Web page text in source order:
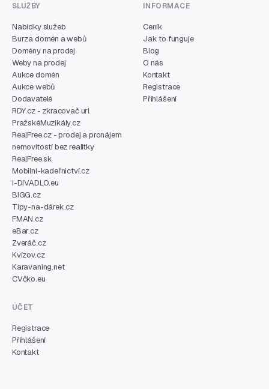
SLUŽBY
Nabídky služeb
Burza domén a webů
Domény na prodej
Weby na prodej
Aukce domén
Aukce webů
Dodavatelé
RDY.cz - zkracovač url
PražskéMuzikály.cz
RealFree.cz - prodej a pronájem
nemovitostí bez realitky
RealFree.sk
Mobilní-kadeřnictví.cz
i-DIVADLO.eu
BIGG.cz
Tipy-na-dárek.cz
FMAN.cz
eBar.cz
Zveráč.cz
Kvízov.cz
Karavaning.net
CVčko.eu
INFORMACE
Ceník
Jak to funguje
Blog
O nás
Kontakt
Registrace
Přihlášení
ÚČET
Registrace
Přihlášení
Kontakt